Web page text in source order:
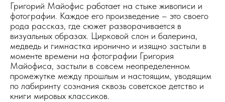
Григорий Майофис работает на стыке живописи и
фотографии. Каждое его произведение – это своего
рода рассказ, где сюжет разворачивается в
визуальных образах. Цирковой слон и балерина,
медведь и гимнастка иронично и изящно застыли в
моменте времени на фотографии Григория
Майофиса, застыли в совсем неопределенном
промежутке между прошлым и настоящим, уводящим
по лабиринту сознания сквозь советское детство и
книги мировых классиков.